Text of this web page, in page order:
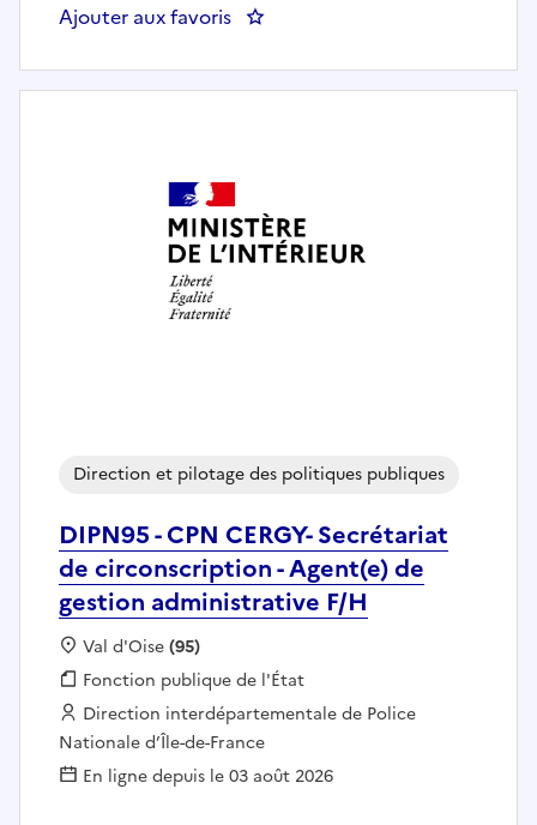
Ajouter aux favoris : Secrétaire administratif -
DIPN95 - CPN CERGY- Secrétariat
de circonscription - Agent(e) de
gestion administrative F/H
Direction et pilotage des politiques publiques
Localisation :
Val d'Oise(95)
Fonction publique :
Fonction publique de l'État
Employeur :
Direction interdépartementale de Police
Nationale d’Île-de-France
En ligne depuis le 03 août 2026